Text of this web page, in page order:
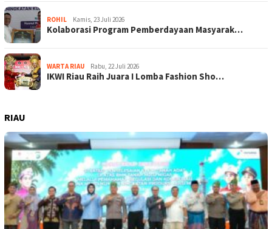
ROHIL Kamis, 23 Juli 2026
Kolaborasi Program Pemberdayaan Masyarak…
WARTA RIAU Rabu, 22 Juli 2026
IKWI Riau Raih Juara I Lomba Fashion Sho…
RIAU